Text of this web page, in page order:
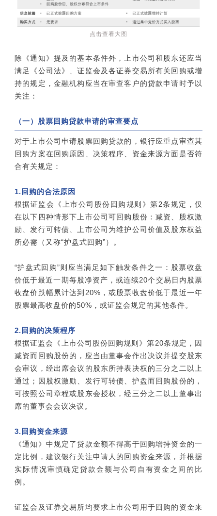
点击查看大图
除《通知》提及的基本条件外，上市公司和股东还应当
满足《公司法》、证监会及各证券交易所有关回购或增
持的规定，金融机构应当在审查客户的贷款申请时予以
关注：
（一）股票回购贷款申请的审查要点
对于上市公司申请股票回购贷款的，银行应重点审查其
回购方案在回购原因、决策程序、资金来源方面是否符
合有关规定：
1.回购的合法原因
根据证监会《上市公司股份回购规则》第2条规定，仅
在以下四种情形下上市公司可回购股份：减资、股权激
励、发行可转债、上市公司为维护公司价值及股东权益
所必需（又称“护盘式回购”）。
“护盘式回购”则应当满足如下触发条件之一：股票收盘
价低于最近一期每股净资产，或连续20个交易日内股票
收盘价跌幅累计达到20%，或股票收盘价低于最近一年
股票最高收盘价的50%，或证监会规定的其他条件。
2.回购的决策程序
根据证监会《上市公司股份回购规则》第20条规定，因
减资而回购股份的，应当由董事会作出决议并提交股东
会审议，经出席会议的股东所持表决权的三分之二以上
通过；因股权激励、发行可转债、护盘而回购股份的，
可按照公司章程或股东会授权，经三分之二以上董事出
席的董事会会议决议。
3.回购资金来源
《通知》中规定了贷款金额不得高于回购增持资金的一
定比例，建议银行关注申请人的回购资金来源，并根据
实际情况审慎确定贷款金额与公司自有资金之间的比
例。
证监会及证券交易所均要求上市公司用于回购的资金来